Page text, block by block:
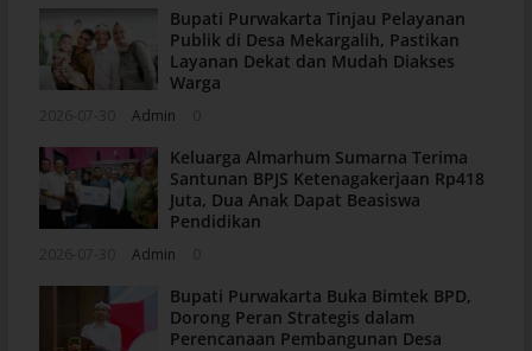
Bupati Purwakarta Tinjau Pelayanan
Publik di Desa Mekargalih, Pastikan
Layanan Dekat dan Mudah Diakses
Warga
Admin
Keluarga Almarhum Sumarna Terima
Santunan BPJS Ketenagakerjaan Rp418
Juta, Dua Anak Dapat Beasiswa
Pendidikan
Admin
Bupati Purwakarta Buka Bimtek BPD,
Dorong Peran Strategis dalam
Perencanaan Pembangunan Desa